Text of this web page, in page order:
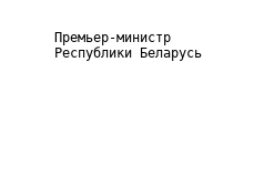
Премьер-министр
Республики